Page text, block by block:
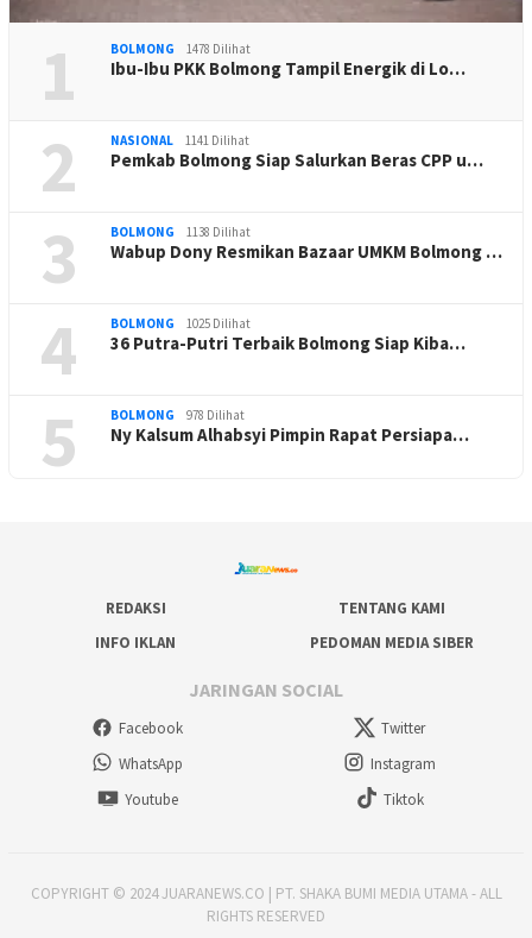
1 BOLMONG 1478 Dilihat
Ibu-Ibu PKK Bolmong Tampil Energik di Lo…
2 NASIONAL 1141 Dilihat
Pemkab Bolmong Siap Salurkan Beras CPP u…
3 BOLMONG 1138 Dilihat
Wabup Dony Resmikan Bazaar UMKM Bolmong …
4 BOLMONG 1025 Dilihat
36 Putra-Putri Terbaik Bolmong Siap Kiba…
5 BOLMONG 978 Dilihat
Ny Kalsum Alhabsyi Pimpin Rapat Persiapa…
REDAKSI
TENTANG KAMI
INFO IKLAN
PEDOMAN MEDIA SIBER
JARINGAN SOCIAL
Facebook
Twitter
WhatsApp
Instagram
Youtube
Tiktok
COPYRIGHT © 2024 JUARANEWS.CO | PT. SHAKA BUMI MEDIA UTAMA - ALL
RIGHTS RESERVED